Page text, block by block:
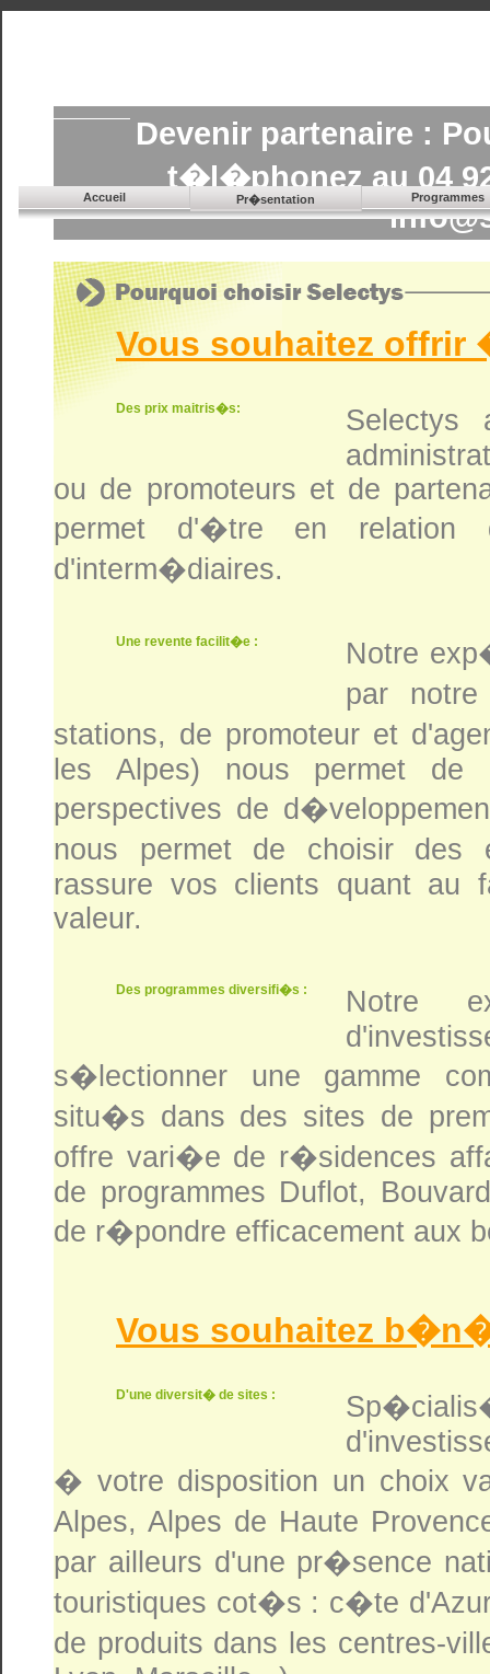
Accueil Pr�sentation Programmes
Devenir partenaire :
t�l�phonez au 04
Vous souhaitez offrir
Des prix maitris�s:
ou de promoteurs et de
permet d'�tre en relation
d'interm�diaires.
Une revente facilit�e :
Notre
par
stations, de promoteur et
les Alpes) nous permet
perspectives de
nous permet de choisir des
rassure vos clients quant au
valeur.
Des programmes diversifi�s :
Notre
s�lectionner une gamme
situ�s dans des sites de
offre vari�e de r�sidences
de programmes Duflot,
de r�pondre efficacement aux
Vous souhaitez
D'une diversit� de sites :
� votre disposition un choix
Alpes, Alpes de Haute
par ailleurs d'une pr�sence
touristiques cot�s : c�te
de produits dans les centres-